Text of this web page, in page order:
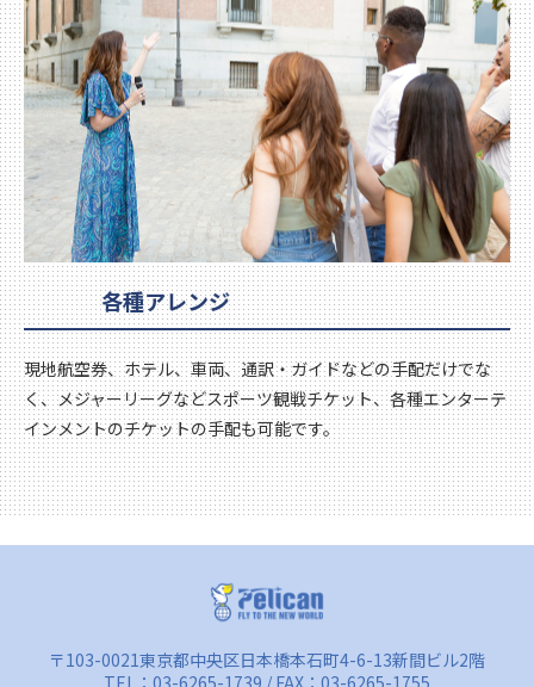
各種アレンジ
現地航空券、ホテル、車両、通訳・ガイドなどの手配だけでな
く、メジャーリーグなどスポーツ観戦チケット、各種エンターテ
インメントのチケットの手配も可能です。
〒103-0021東京都中央区日本橋本石町4-6-13新間ビル2階
TEL： 03-6265-1739 / FAX：03-6265-1755